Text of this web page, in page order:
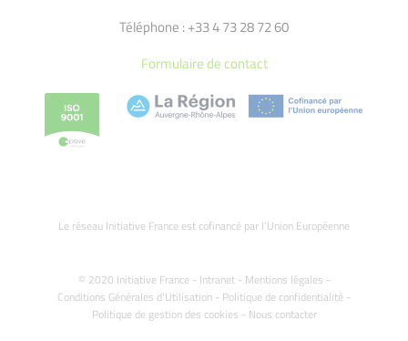
Téléphone : +33 4 73 28 72 60
Formulaire de contact
Le réseau Initiative France est cofinancé par l’Union Européenne
© 2020 Initiative France - Intranet- Mentions légales -
Conditions Générales d'Utilisation - Politique de confidentialité -
Politique de gestion des cookies - Nous contacter